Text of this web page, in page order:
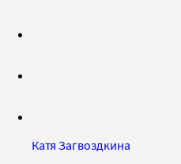
Катя Загвоздкина